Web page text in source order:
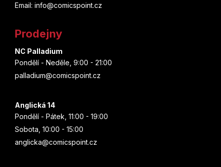
Email: info@comicspoint.cz
Prodejny
NC Palladium
Pondělí - Neděle, 9:00 - 21:00
palladium@comicspoint.cz
Anglická 14
Pondělí - Pátek, 11:00 - 19:00
Sobota, 10:00 - 15:00
anglicka@comicspoint.cz